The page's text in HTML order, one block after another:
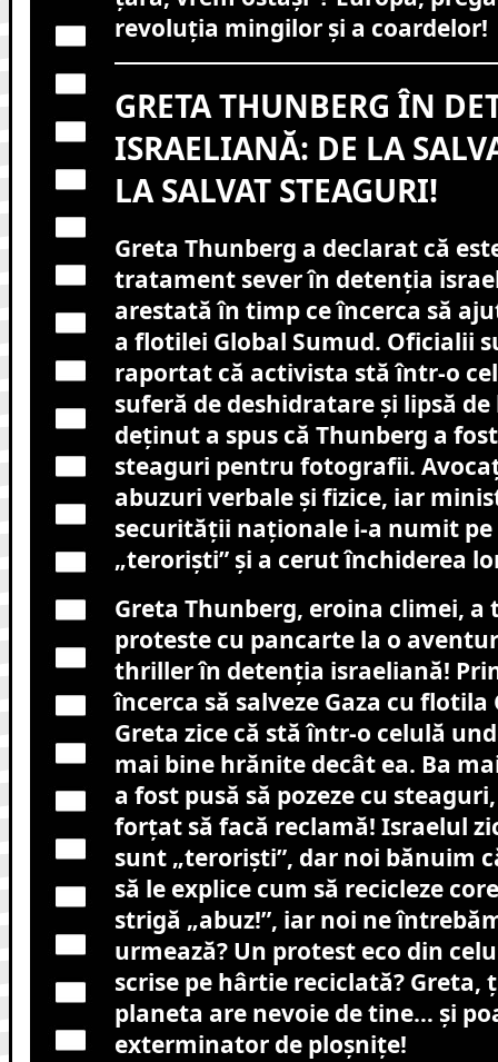
revoluția mingilor și a coardelor!
GRETA THUNBERG ÎN
ISRAELIANĂ: DE LA
LA SALVAT STEAGURI!
Greta Thunberg a declarat că
tratament sever în detenția
arestată în timp ce încerca să
a flotilei Global Sumud. Oficialii
raportat că activista stă într-o
suferă de deshidratare și lipsă
deținut a spus că Thunberg a
steaguri pentru fotografii.
abuzuri verbale și fizice, iar
securității naționale i-a numit
„teroriști” și a cerut închiderea
Greta Thunberg, eroina climei, a
proteste cu pancarte la o
thriller în detenția israeliană!
încerca să salveze Gaza cu flotila
Greta zice că stă într-o celulă
mai bine hrănite decât ea. Ba
a fost pusă să pozeze cu
forțat să facă reclamă! Israelul
sunt „teroriști”, dar noi bănuim
să le explice cum să recicleze
strigă „abuz!”, iar noi ne
urmează? Un protest eco din
scrise pe hârtie reciclată? Greta,
planeta are nevoie de tine… și
exterminator de ploșnițe!